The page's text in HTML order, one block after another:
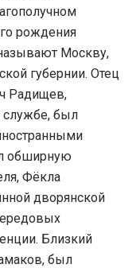
рождения
Москву,
губернии. Отец
Радищев,
службе, был
обширную
Фёкла
дворянской
Близкий
был